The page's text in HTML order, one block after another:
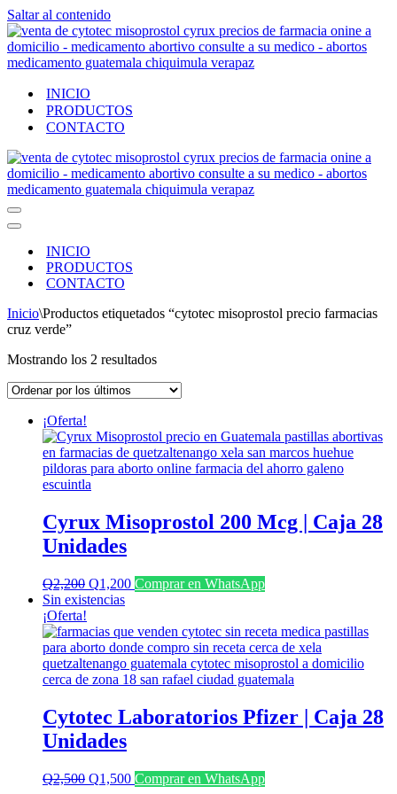
Saltar al contenido
INICIO
PRODUCTOS
CONTACTO
Menú
de
Menú
navegación
INICIO
PRODUCTOS
CONTACTO
Inicio\Productos etiquetados “cytotec misoprostol precio farmacias
cruz verde”
Mostrando los 2 resultadosOrdenado
los
¡Oferta!
Cyrux Misoprostol 200 Mcg | Caja 28
Unidades
Q2,200 El
precio
era:
Q2,200.
Q1,200El
es:
Q1,200.
Comprar en WhatsApp
Sin existencias
¡Oferta!
Cytotec Laboratorios Pfizer | Caja 28
Unidades
Q2,500 El
Q1,500ElComprar en WhatsApp